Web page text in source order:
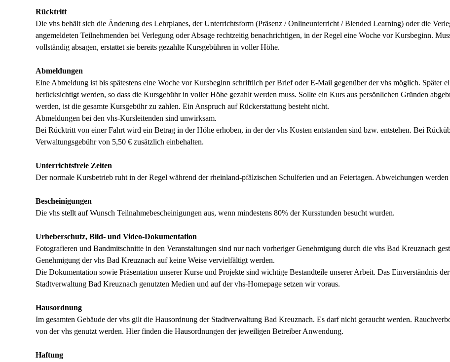
Rücktritt
Die vhs behält sich die Änderung des Lehrplanes, der Unterrichtsform (Präsenz / Onlineunterricht / Blended Learning) oder die
angemeldeten Teilnehmenden bei Verlegung oder Absage rechtzeitig benachrichtigen, in der Regel eine Woche vor Kursbeginn.
vollständig absagen, erstattet sie bereits gezahlte Kursgebühren in voller Höhe.
Abmeldungen
Eine Abmeldung ist bis spätestens eine Woche vor Kursbeginn schriftlich per Brief oder E-Mail gegenüber der vhs möglich. Später
berücksichtigt werden, so dass die Kursgebühr in voller Höhe gezahlt werden muss. Sollte ein Kurs aus persönlichen Gründen
werden, ist die gesamte Kursgebühr zu zahlen. Ein Anspruch auf Rückerstattung besteht nicht.
Abmeldungen bei den vhs-Kursleitenden sind unwirksam.
Bei Rücktritt von einer Fahrt wird ein Betrag in der Höhe erhoben, in der der vhs Kosten entstanden sind bzw. entstehen. Bei
Verwaltungsgebühr von 5,50 € zusätzlich einbehalten.
Unterrichtsfreie Zeiten
Der normale Kursbetrieb ruht in der Regel während der rheinland-pfälzischen Schulferien und an Feiertagen. Abweichungen werden
Bescheinigungen
Die vhs stellt auf Wunsch Teilnahmebescheinigungen aus, wenn mindestens 80% der Kursstunden besucht wurden.
Urheberschutz, Bild- und Video-Dokumentation
Fotografieren und Bandmitschnitte in den Veranstaltungen sind nur nach vorheriger Genehmigung durch die vhs Bad Kreuznach
Genehmigung der vhs Bad Kreuznach auf keine Weise vervielfältigt werden.
Die Dokumentation sowie Präsentation unserer Kurse und Projekte sind wichtige Bestandteile unserer Arbeit. Das Einverständnis
Stadtverwaltung Bad Kreuznach genutzten Medien und auf der vhs-Homepage setzen wir voraus.
Hausordnung
Im gesamten Gebäude der vhs gilt die Hausordnung der Stadtverwaltung Bad Kreuznach. Es darf nicht geraucht werden.
von der vhs genutzt werden. Hier finden die Hausordnungen der jeweiligen Betreiber Anwendung.
Haftung